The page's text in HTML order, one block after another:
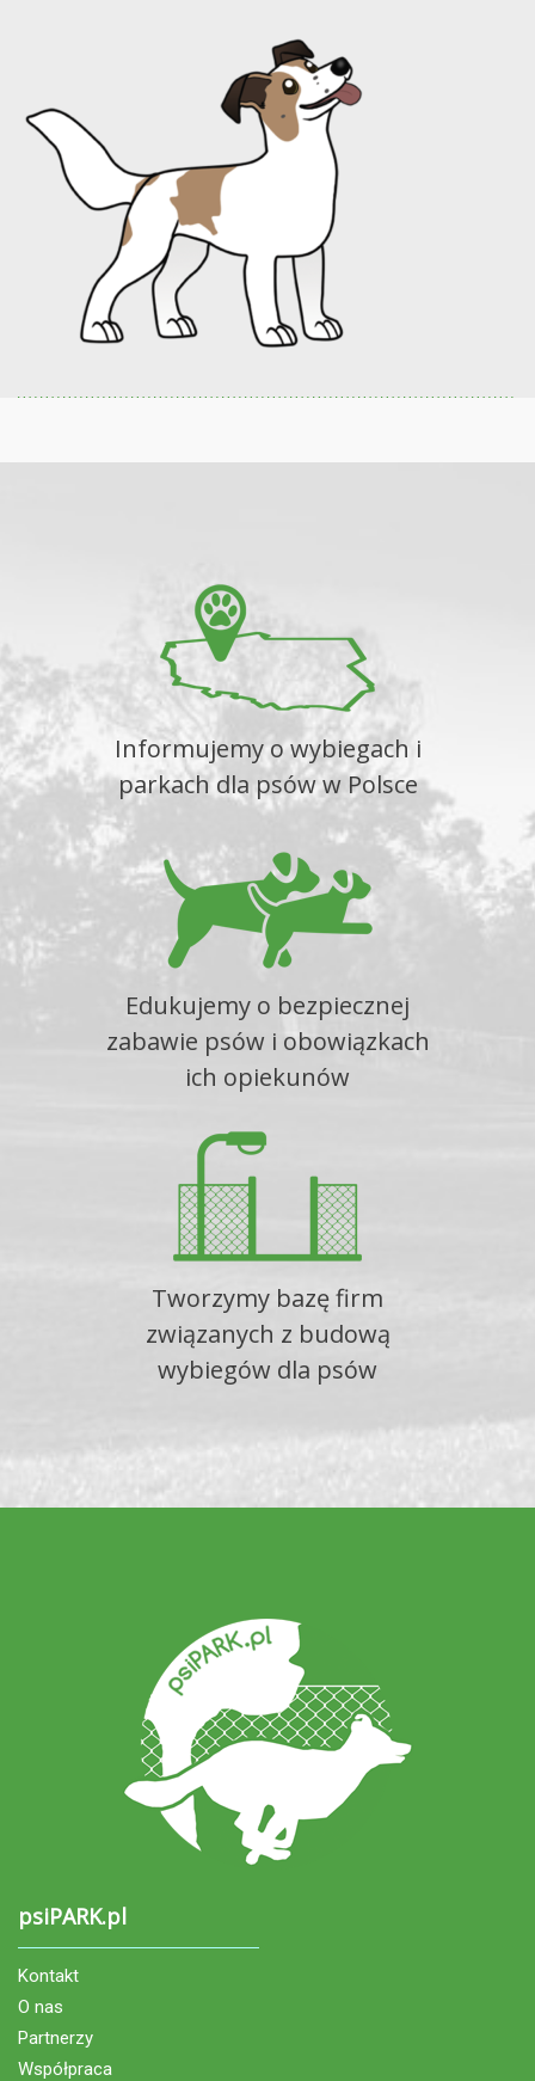
Informujemy o wybiegach i
parkach dla psów w Polsce
Edukujemy o bezpiecznej
zabawie psów i obowiązkach
ich opiekunów
Tworzymy bazę firm
związanych z budową
wybiegów dla psów
psiPARK.pl
Kontakt
O nas
Partnerzy
Współpraca